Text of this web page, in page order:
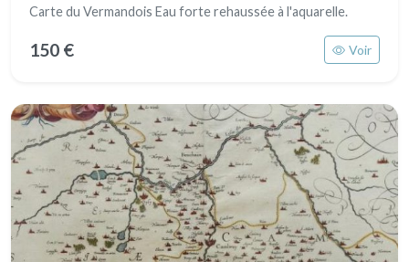
Carte du Vermandois Eau forte rehaussée à l'aquarelle.
150 € Voir